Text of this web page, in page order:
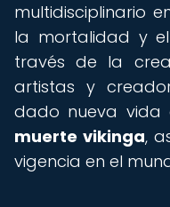
multidisciplinario
la mortalidad y
través de la
artistas y
dado nueva vida
muerte vikinga,
vigencia en el